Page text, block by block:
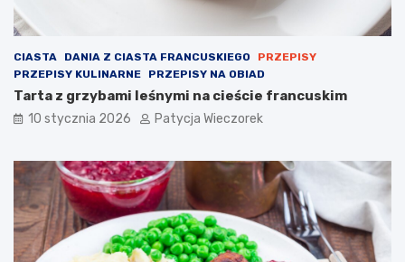
CIASTA DANIA Z CIASTA FRANCUSKIEGO
PRZEPISY
PRZEPISY KULINARNE
PRZEPISY NA OBIAD
Tarta z grzybami leśnymi na cieście francuskim
10 stycznia 2026 Patycja Wieczorek